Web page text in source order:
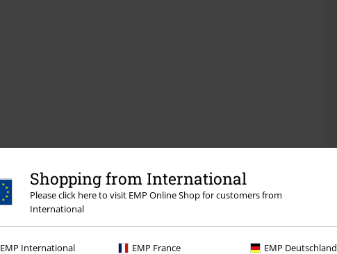
Shopping from International
Please click here to visit EMP Online Shop for customers from
International
EMP International EMP France EMP Deutschland